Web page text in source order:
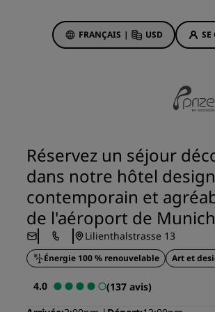
FRANÇAIS | USD SE
Offres d'hôtels
La magie opère dès
instants
Deals of the Day
Réservez à l’avance
Voir nos forfaits
Hôtels adaptés aux
Réservez un séjour
dans notre hôtel design
contemporain et
de l'aéroport de Munich
Lilienthalstrasse 13
Énergie 100 % renouvelable Art et
4.0
(137 avis)